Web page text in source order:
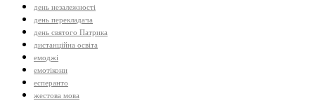
день незалежності
день перекладача
день святого Патрика
дистанційна освіта
емоджі
емотікони
есперанто
жестова мова